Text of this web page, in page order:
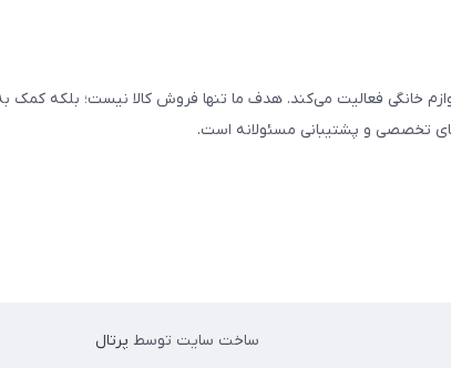
خانگی فعالیت می‌کند. هدف ما تنها فروش کالا نیست؛ بلکه کمک
تخصصی و پشتیبانی مسئولانه است.
ساخت سایت توسط پرتال